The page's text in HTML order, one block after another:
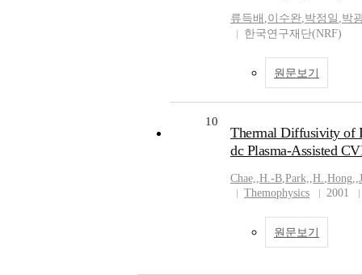
류득배 ,이수완,박정일 ,박
한국연구재단(NRF)
원문보기
10
Thermal Diffusivity of
dc Plasma-Assisted
Chae,,H.-B,Park,,H.,Hong,,
Themophysics
2001
원문보기